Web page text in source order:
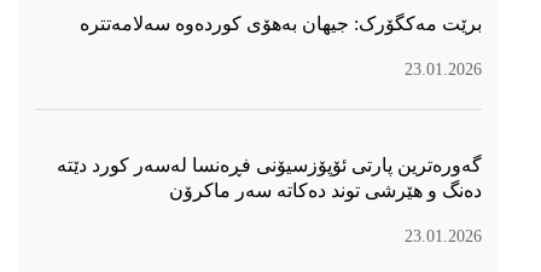
برێت مەکگۆرک: جیهان بەهۆی کوردەوە سەلامەتترە
23.01.2026
گەورەترین پارتی ئۆپۆزسیۆنی فڕەنسا لەسەر كورد دێتە
دەنگ و هێرشی توند دەكاتە سەر ماكرۆن
23.01.2026